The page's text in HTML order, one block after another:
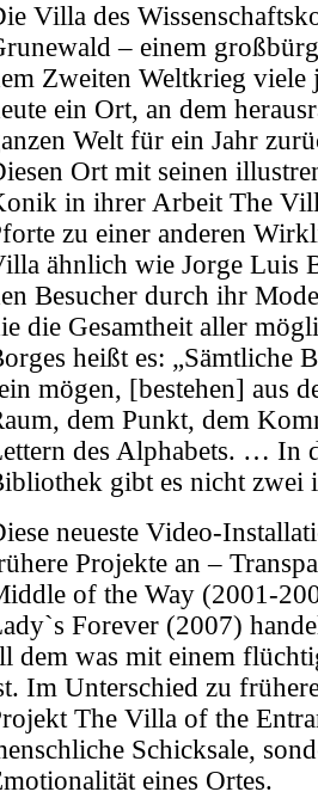
Villa des
– einem
Zweiten Weltkrieg
ein Ort, an dem
Welt für ein Jahr
Ort mit seinen
in ihrer Arbeit The
zu einer anderen
ähnlich wie Jorge Luis
Besucher durch ihr
die Gesamtheit aller
heißt es: „Sämtliche
mögen, [bestehen] aus
dem Punkt, dem
des Alphabets. … In
gibt es nicht zwei
neueste Video-
Projekte an –
of the Way (2001-
Forever (2007)
dem was mit einem
Im Unterschied zu
The Villa of the
Schicksale,
eines Ortes.